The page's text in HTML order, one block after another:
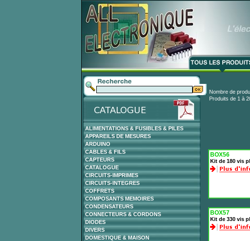
ALIMENTATIONS & FUSIBLES & PILES
APPAREILS DE MESURES
ARDUINO
CABLES & FILS
CAPTEURS
CATALOGUE
CIRCUITS-IMPRIMES
CIRCUITS-INTEGRES
COFFRETS
COMPOSANTS MEMOIRES
CONDENSATEURS
CONNECTEURS & CORDONS
DIODES
DIVERS
DOMESTIQUE & MAISON
Nombre de
Produits de 1 à
BOX56
Kit de 180 vis
BOX57
Kit de 330 vis